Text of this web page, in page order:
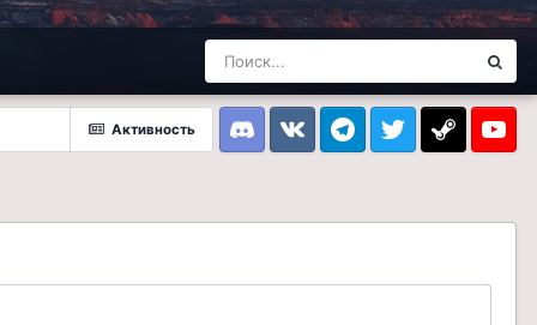
Активность
DiscordVK TelegramTwitter Steam